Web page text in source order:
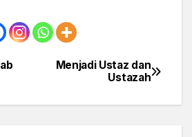
Menjadi Ustaz dan
Ustazah